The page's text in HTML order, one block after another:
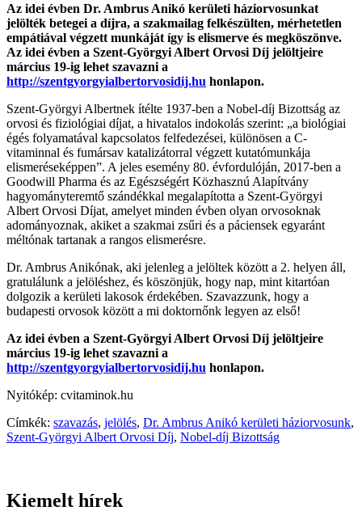
Az idei évben Dr. Ambrus Anikó kerületi háziorvosunkat
jelölték betegei a díjra, a szakmailag felkészülten, mérhetetlen
empátiával végzett munkáját így is elismerve és megköszönve.
Az idei évben a Szent-Györgyi Albert Orvosi Díj jelöltjeire
március 19-ig lehet szavazni a
http://szentgyorgyialbertorvosidij.hu honlapon.
Szent-Györgyi Albertnek ítélte 1937-ben a Nobel-díj Bizottság az
orvosi és fiziológiai díjat, a hivatalos indokolás szerint: „a biológiai
égés folyamatával kapcsolatos felfedezései, különösen a C-
vitaminnal és fumársav katalizátorral végzett kutatómunkája
elismeréseképpen”. A jeles esemény 80. évfordulóján, 2017-ben a
Goodwill Pharma és az Egészségért Közhasznú Alapítvány
hagyományteremtő szándékkal megalapította a Szent-Györgyi
Albert Orvosi Díjat, amelyet minden évben olyan orvosoknak
adományoznak, akiket a szakmai zsűri és a páciensek egyaránt
méltónak tartanak a rangos elismerésre.
Dr. Ambrus Anikónak, aki jelenleg a jelöltek között a 2. helyen áll,
gratulálunk a jelöléshez, és köszönjük, hogy nap, mint kitartóan
dolgozik a kerületi lakosok érdekében. Szavazzunk, hogy a
budapesti orvosok között a mi doktornőnk legyen az első!
Az idei évben a Szent-Györgyi Albert Orvosi Díj jelöltjeire
március 19-ig lehet szavazni a
http://szentgyorgyialbertorvosidij.hu honlapon.
Nyitókép: cvitaminok.hu
Címkék: szavazás, jelölés, Dr. Ambrus Anikó kerületi háziorvosunk,
Szent-Györgyi Albert Orvosi Díj, Nobel-díj Bizottság
Kiemelt hírek